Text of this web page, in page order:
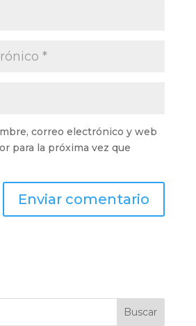
correo electrónico y web
para la próxima vez que
Buscar